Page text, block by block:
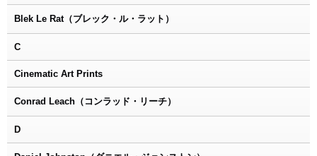
Blek Le Rat（ブレック・ル・ラット）
C
Cinematic Art Prints
Conrad Leach（コンラッド・リーチ）
D